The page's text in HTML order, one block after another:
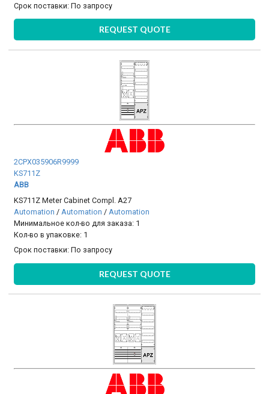
Срок поставки:По запросу
REQUEST QUOTE
2CPX035906R9999
KS711Z
ABB
KS711Z Meter Cabinet Compl. A27
Automation / Automation / Automation
Минимальное кол-во для заказа: 1
Кол-во в упаковке: 1
Срок поставки:По запросу
REQUEST QUOTE